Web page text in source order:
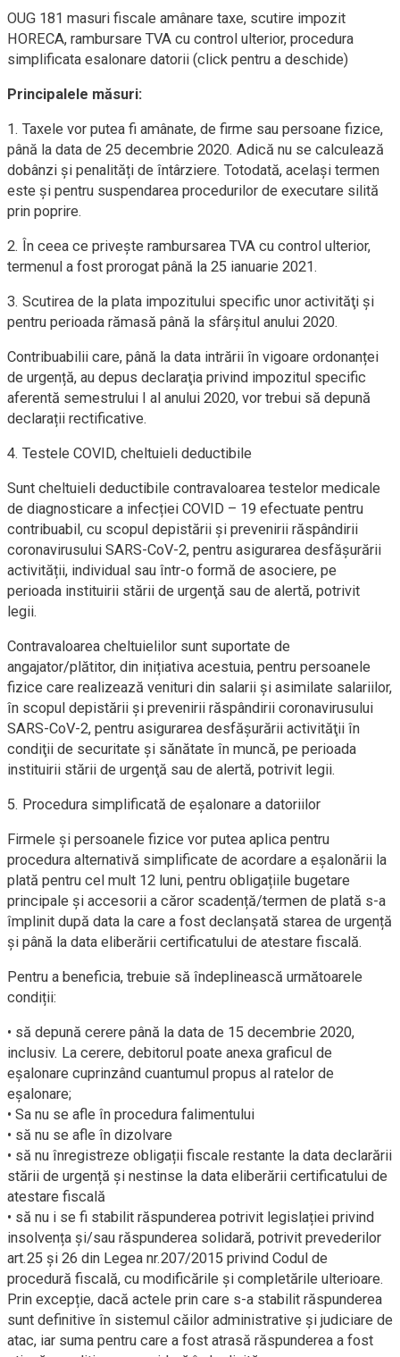
OUG 181 masuri fiscale amânare taxe, scutire impozit
HORECA, rambursare TVA cu control ulterior, procedura
simplificata esalonare datorii (click pentru a deschide)
Principalele măsuri:
1. Taxele vor putea fi amânate, de firme sau persoane fizice,
până la data de 25 decembrie 2020. Adică nu se calculează
dobânzi și penalități de întârziere. Totodată, același termen
este și pentru suspendarea procedurilor de executare silită
prin poprire.
2. În ceea ce privește rambursarea TVA cu control ulterior,
termenul a fost prorogat până la 25 ianuarie 2021.
3. Scutirea de la plata impozitului specific unor activităţi și
pentru perioada rămasă până la sfârșitul anului 2020.
Contribuabilii care, până la data intrării în vigoare ordonanței
de urgență, au depus declaraţia privind impozitul specific
aferentă semestrului I al anului 2020, vor trebui să depună
declarații rectificative.
4. Testele COVID, cheltuieli deductibile
Sunt cheltuieli deductibile contravaloarea testelor medicale
de diagnosticare a infecției COVID – 19 efectuate pentru
contribuabil, cu scopul depistării și prevenirii răspândirii
coronavirusului SARS-CoV-2, pentru asigurarea desfășurării
activității, individual sau într-o formă de asociere, pe
perioada instituirii stării de urgenţă sau de alertă, potrivit
legii.
Contravaloarea cheltuielilor sunt suportate de
angajator/plătitor, din inițiativa acestuia, pentru persoanele
fizice care realizează venituri din salarii şi asimilate salariilor,
în scopul depistării și prevenirii răspândirii coronavirusului
SARS-CoV-2, pentru asigurarea desfăşurării activităţii în
condiţii de securitate şi sănătate în muncă, pe perioada
instituirii stării de urgenţă sau de alertă, potrivit legii.
5. Procedura simplificată de eșalonare a datoriilor
Firmele și persoanele fizice vor putea aplica pentru
procedura alternativă simplificate de acordare a eșalonării la
plată pentru cel mult 12 luni, pentru obligațiile bugetare
principale și accesorii a căror scadență/termen de plată s-a
împlinit după data la care a fost declanșată starea de urgență
și până la data eliberării certificatului de atestare fiscală.
Pentru a beneficia, trebuie să îndeplinească următoarele
condiții:
• să depună cerere până la data de 15 decembrie 2020,
inclusiv. La cerere, debitorul poate anexa graficul de
eșalonare cuprinzând cuantumul propus al ratelor de
eşalonare;
• Sa nu se afle în procedura falimentului
• să nu se afle în dizolvare
• să nu înregistreze obligații fiscale restante la data declarării
stării de urgență și nestinse la data eliberării certificatului de
atestare fiscală
• să nu i se fi stabilit răspunderea potrivit legislației privind
insolvența și/sau răspunderea solidară, potrivit prevederilor
art.25 și 26 din Legea nr.207/2015 privind Codul de
procedură fiscală, cu modificările și completările ulterioare.
Prin excepție, dacă actele prin care s-a stabilit răspunderea
sunt definitive în sistemul căilor administrative și judiciare de
atac, iar suma pentru care a fost atrasă răspunderea a fost